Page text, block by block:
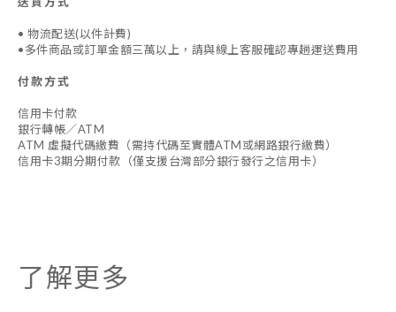
• 物流配送(以件計費)
•多件商品或訂單金額三萬以上，請與線上客服確認專趟運送費用
付款方式
信用卡付款
銀行轉帳／ATM
ATM 虛擬代碼繳費（需持代碼至實體ATM或網路銀行繳費）
信用卡3期分期付款（僅支援台灣部分銀行發行之信用卡）
了解更多